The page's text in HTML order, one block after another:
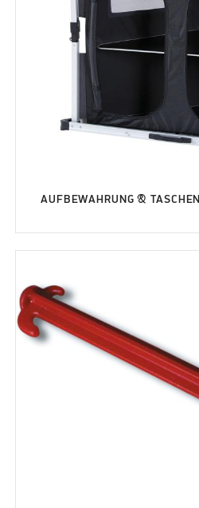
AUFBEWAHRUNG & TASCHEN